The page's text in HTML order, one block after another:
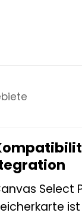
Select